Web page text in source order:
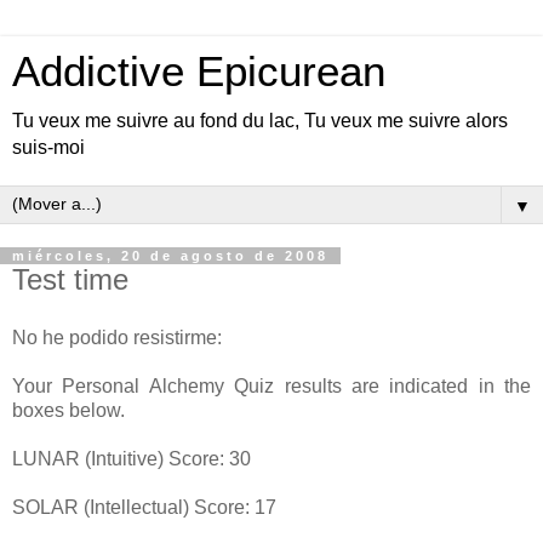
Addictive Epicurean
Tu veux me suivre au fond du lac, Tu veux me suivre alors
suis-moi
▼
miércoles, 20 de agosto de 2008
Test time
No he podido resistirme:
Your Personal Alchemy Quiz results are indicated in the
boxes below.
LUNAR (Intuitive) Score: 30
SOLAR (Intellectual) Score: 17